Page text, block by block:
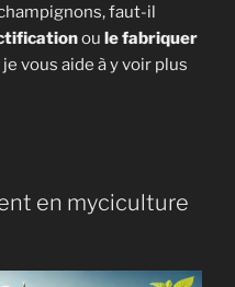
faut-il
ou le fabriquer
vous aide à y voir plus
en myciculture